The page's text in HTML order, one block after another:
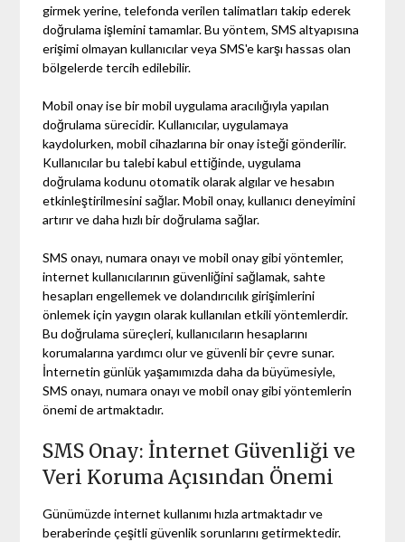
girmek yerine, telefonda verilen talimatları takip ederek
doğrulama işlemini tamamlar. Bu yöntem, SMS altyapısına
erişimi olmayan kullanıcılar veya SMS'e karşı hassas olan
bölgelerde tercih edilebilir.
Mobil onay ise bir mobil uygulama aracılığıyla yapılan
doğrulama sürecidir. Kullanıcılar, uygulamaya
kaydolurken, mobil cihazlarına bir onay isteği gönderilir.
Kullanıcılar bu talebi kabul ettiğinde, uygulama
doğrulama kodunu otomatik olarak algılar ve hesabın
etkinleştirilmesini sağlar. Mobil onay, kullanıcı deneyimini
artırır ve daha hızlı bir doğrulama sağlar.
SMS onayı, numara onayı ve mobil onay gibi yöntemler,
internet kullanıcılarının güvenliğini sağlamak, sahte
hesapları engellemek ve dolandırıcılık girişimlerini
önlemek için yaygın olarak kullanılan etkili yöntemlerdir.
Bu doğrulama süreçleri, kullanıcıların hesaplarını
korumalarına yardımcı olur ve güvenli bir çevre sunar.
İnternetin günlük yaşamımızda daha da büyümesiyle,
SMS onayı, numara onayı ve mobil onay gibi yöntemlerin
önemi de artmaktadır.
SMS Onay: İnternet Güvenliği ve
Veri Koruma Açısından Önemi
Günümüzde internet kullanımı hızla artmaktadır ve
beraberinde çeşitli güvenlik sorunlarını getirmektedir.